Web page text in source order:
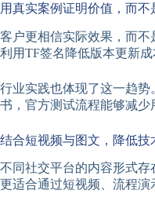
用真实案例证明价值，而不
客户更相信实际效果，而
利用TF签名降低版本更新
行业实践也体现了这一趋势
书，官方测试流程能够减少
结合短视频与图文，降低技
不同社交平台的内容形式
更适合通过短视频、流程演